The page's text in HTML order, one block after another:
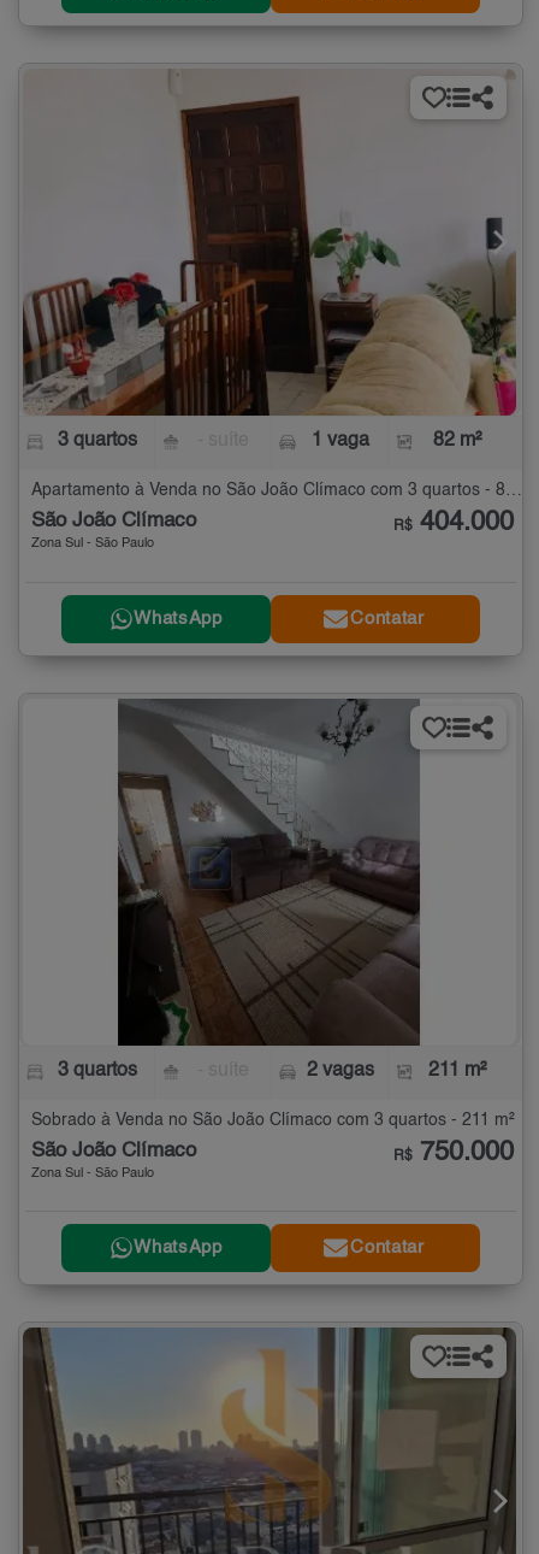
3 quartos 1 vaga 82 m²
Apartamento à Venda no São João Clímaco com 3 quartos - 82 m²
São João Clímaco
Zona Sul - São Paulo
R$ 404.000
WhatsApp Contatar
3 quartos 2 vagas 211 m²
Sobrado à Venda no São João Clímaco com 3 quartos - 211 m²
São João Clímaco
Zona Sul - São Paulo
R$ 750.000
WhatsApp Contatar